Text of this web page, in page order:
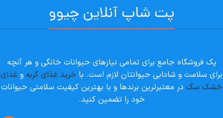
پت شاپ آنلاین چیوو
یک فروشگاه جامع برای تمامی نیازهای حیوانات خانگی و هر آنچه
برای سلامت و شادابی حیوانتان لازم است. با خرید غذای گربه و غذای
خشک سگ در معتبرترین برندها و با بهترین کیفیت سلامتی حیوانات
خود را تضمین کنید.